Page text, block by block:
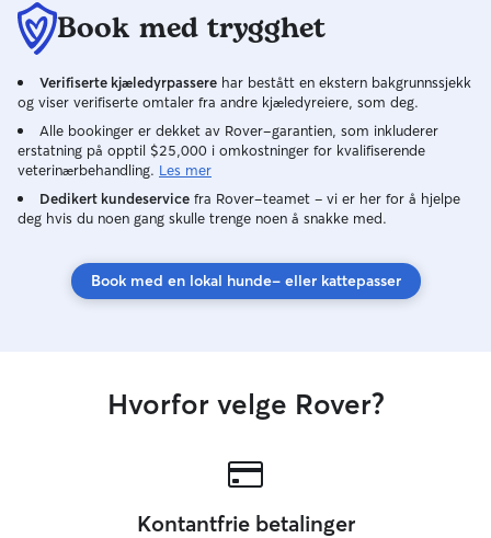
Book med trygghet
Verifiserte kjæledyrpassere har bestått en ekstern bakgrunnssjekk
og viser verifiserte omtaler fra andre kjæledyreiere, som deg.
Alle bookinger er dekket av Rover-garantien, som inkluderer
erstatning på opptil $25,000 i omkostninger for kvalifiserende
veterinærbehandling. Les mer
Dedikert kundeservice fra Rover-teamet – vi er her for å hjelpe
deg hvis du noen gang skulle trenge noen å snakke med.
Book med en lokal hunde- eller kattepasser
Hvorfor velge Rover?
Kontantfrie betalinger